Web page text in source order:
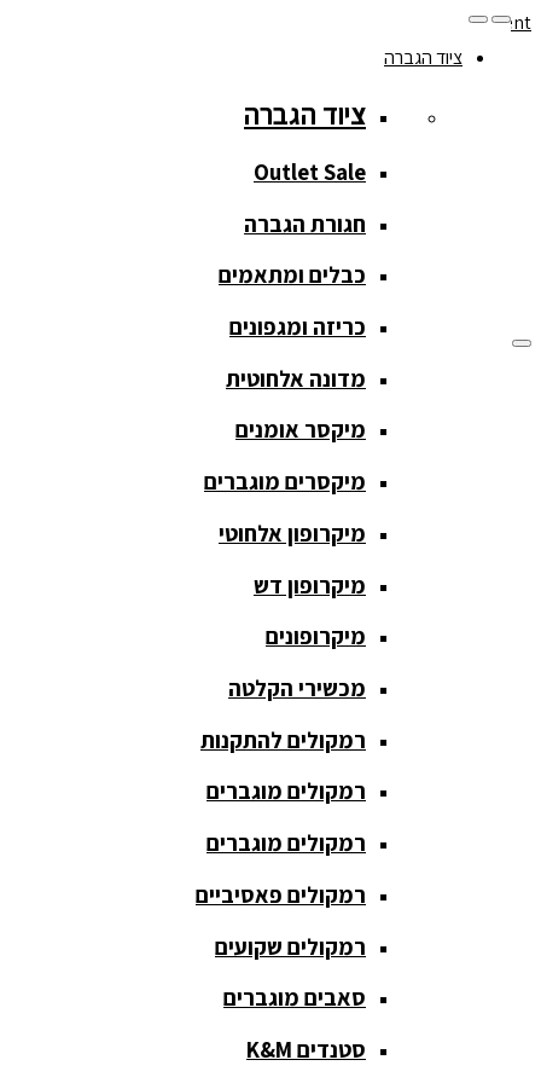
Skip to content
077-208-0290
מעקב הזמנות
ציוד הגברה
Outlet Sale
חגורת הגברה
כבלים
ומתאמים
כריזה
ומגפונים
מדונה
אלחוטית
מיקסר
מוגברים
מיקרופון
ציוד הגברה
ציוד הגברה
Outlet Sale
חגורת הגברה
כבלים ומתאמים
כריזה ומגפונים
מדונה אלחוטית
מיקסר אומנים
מיקסרים מוגברים
מיקרופון אלחוטי
מיקרופון דש
מיקרופונים
מכשירי הקלטה
רמקולים להתקנות
רמקולים מוגברים
רמקולים מוגברים
רמקולים פאסיביים
רמקולים שקועים
סאבים מוגברים
סטנדים K&M